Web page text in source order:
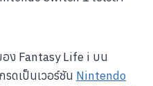
ง Fantasy Life i บน
ดเป็นเวอร์ชัน Nintendo